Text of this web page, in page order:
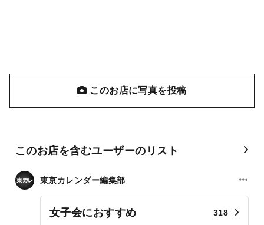
このお店に写真を投稿
このお店を含むユーザーのリスト
東京カレンダー編集部
女子会におすすめ 318